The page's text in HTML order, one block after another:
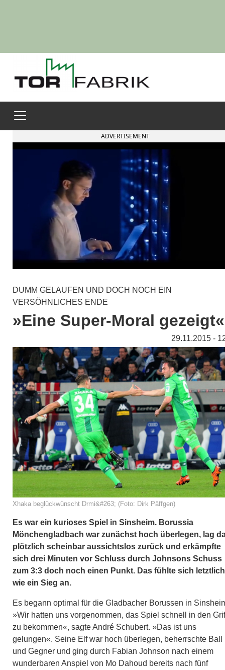
ADVERTISEMENT
DUMM GELAUFEN UND DOCH NOCH EIN
VERSÖHNLICHES ENDE
»Eine Super-Moral gezeigt«
29.11.2015 -
Xhaka beglückwünscht Drmi&#263; (Foto: Dirk Päffgen)
Es war ein kurioses Spiel in Sinsheim. Borussia
Mönchengladbach war zunächst hoch überlegen, lag
plötzlich scheinbar aussichtslos zurück und erkämpfte
sich drei Minuten vor Schluss durch Johnsons Schuss
zum 3:3 doch noch einen Punkt. Das fühlte sich letztlich
wie ein Sieg an.
Es begann optimal für die Gladbacher Borussen in
»Wir hatten uns vorgenommen, das Spiel schnell in den
zu bekommen«, sagte André Schubert. »Das ist uns
gelungen«. Seine Elf war hoch überlegen, beherrschte Ball
und Gegner und ging durch Fabian Johnson nach einem
wunderbaren Anspiel von Mo Dahoud bereits nach fünf